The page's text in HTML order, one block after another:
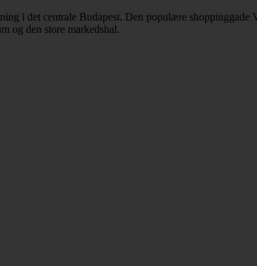
i det centrale Budapest. Den populære
og den store markedshal.